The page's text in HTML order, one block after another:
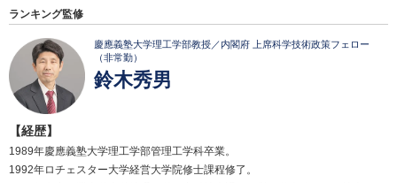
ランキング監修
慶應義塾大学理工学部教授／内閣府 上席科学技術政策フェロー
（非常勤）
鈴木秀男
【経歴】
1989年慶應義塾大学理工学部管理工学科卒業。
1992年ロチェスター大学経営大学院修士課程修了。